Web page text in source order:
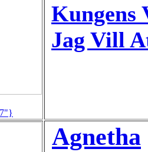
Kungens
Jag Vill
Agnetha